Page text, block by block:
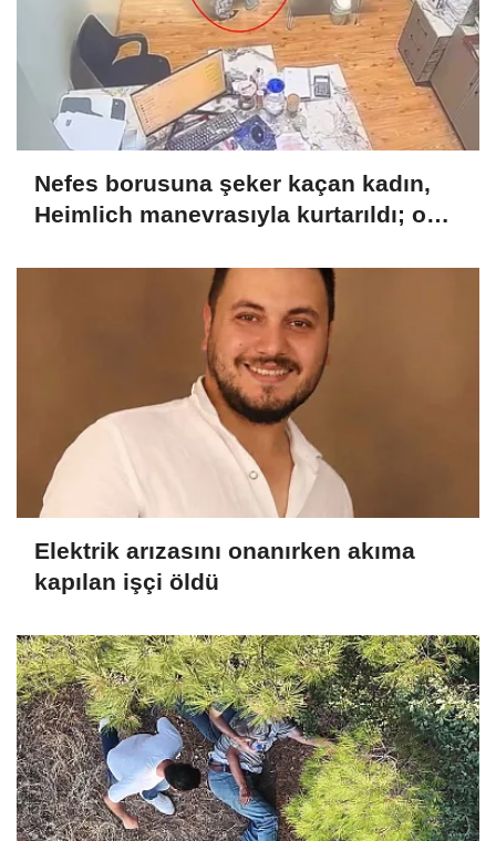
Nefes borusuna şeker kaçan kadın,
Heimlich manevrasıyla kurtarıldı; o
Elektrik arızasını onanırken akıma
kapılan işçi öldü